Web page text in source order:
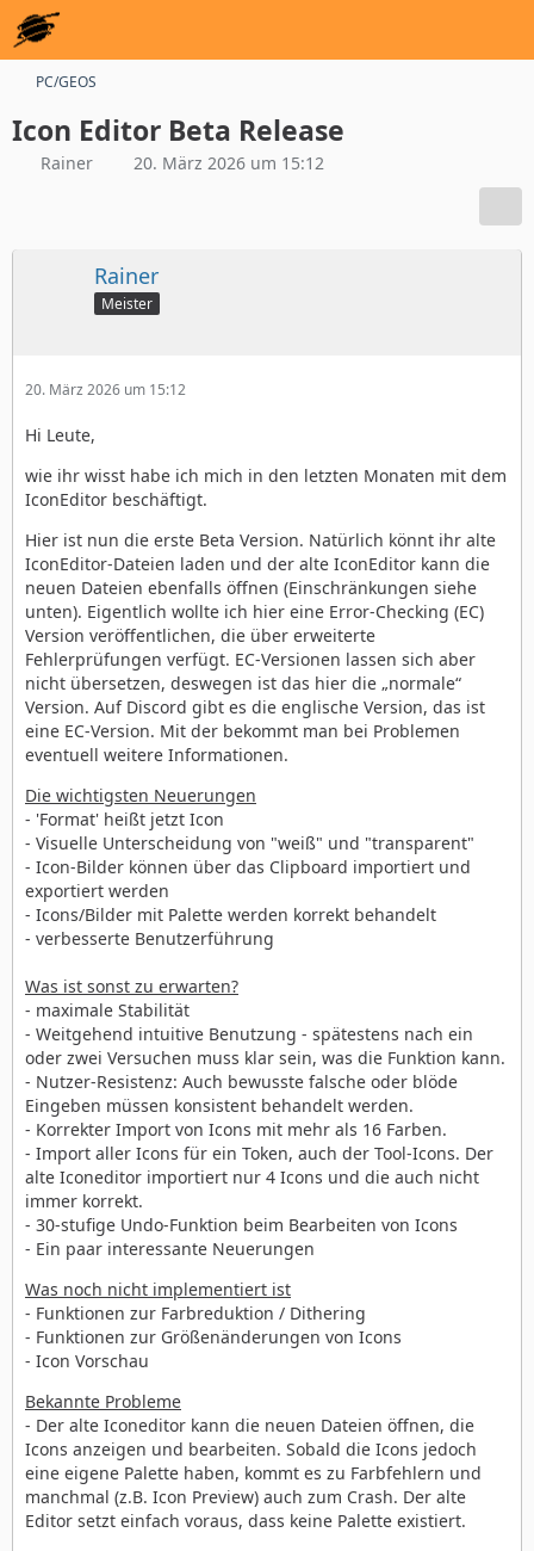
PC/GEOS
Icon Editor Beta Release
Rainer 20. März 2026 um 15:12
Rainer
Meister
20. März 2026 um 15:12
Hi Leute,
wie ihr wisst habe ich mich in den letzten Monaten mit dem
IconEditor beschäftigt.
Hier ist nun die erste Beta Version. Natürlich könnt ihr alte
IconEditor-Dateien laden und der alte IconEditor kann die
neuen Dateien ebenfalls öffnen (Einschränkungen siehe
unten). Eigentlich wollte ich hier eine Error-Checking (EC)
Version veröffentlichen, die über erweiterte
Fehlerprüfungen verfügt. EC-Versionen lassen sich aber
nicht übersetzen, deswegen ist das hier die „normale“
Version. Auf Discord gibt es die englische Version, das ist
eine EC-Version. Mit der bekommt man bei Problemen
eventuell weitere Informationen.
Die wichtigsten Neuerungen
- 'Format' heißt jetzt Icon
- Visuelle Unterscheidung von "weiß" und "transparent"
- Icon-Bilder können über das Clipboard importiert und
exportiert werden
- Icons/Bilder mit Palette werden korrekt behandelt
- verbesserte Benutzerführung
Was ist sonst zu erwarten?
- maximale Stabilität
- Weitgehend intuitive Benutzung - spätestens nach ein
oder zwei Versuchen muss klar sein, was die Funktion kann.
- Nutzer-Resistenz: Auch bewusste falsche oder blöde
Eingeben müssen konsistent behandelt werden.
- Korrekter Import von Icons mit mehr als 16 Farben.
- Import aller Icons für ein Token, auch der Tool-Icons. Der
alte Iconeditor importiert nur 4 Icons und die auch nicht
immer korrekt.
- 30-stufige Undo-Funktion beim Bearbeiten von Icons
- Ein paar interessante Neuerungen
Was noch nicht implementiert ist
- Funktionen zur Farbreduktion / Dithering
- Funktionen zur Größenänderungen von Icons
- Icon Vorschau
Bekannte Probleme
- Der alte Iconeditor kann die neuen Dateien öffnen, die
Icons anzeigen und bearbeiten. Sobald die Icons jedoch
eine eigene Palette haben, kommt es zu Farbfehlern und
manchmal (z.B. Icon Preview) auch zum Crash. Der alte
Editor setzt einfach voraus, dass keine Palette existiert.